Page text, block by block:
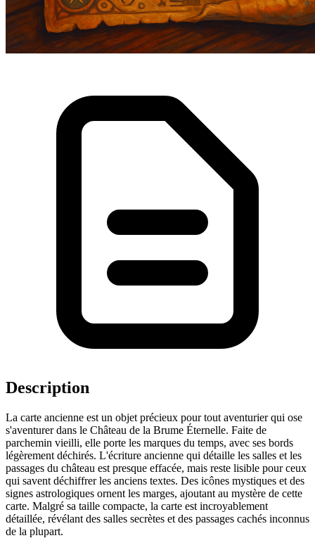
Description
La carte ancienne est un objet précieux pour tout aventurier qui ose
s'aventurer dans le Château de la Brume Éternelle. Faite de
parchemin vieilli, elle porte les marques du temps, avec ses bords
légèrement déchirés. L'écriture ancienne qui détaille les salles et les
passages du château est presque effacée, mais reste lisible pour ceux
qui savent déchiffrer les anciens textes. Des icônes mystiques et des
signes astrologiques ornent les marges, ajoutant au mystère de cette
carte. Malgré sa taille compacte, la carte est incroyablement
détaillée, révélant des salles secrètes et des passages cachés inconnus
de la plupart.